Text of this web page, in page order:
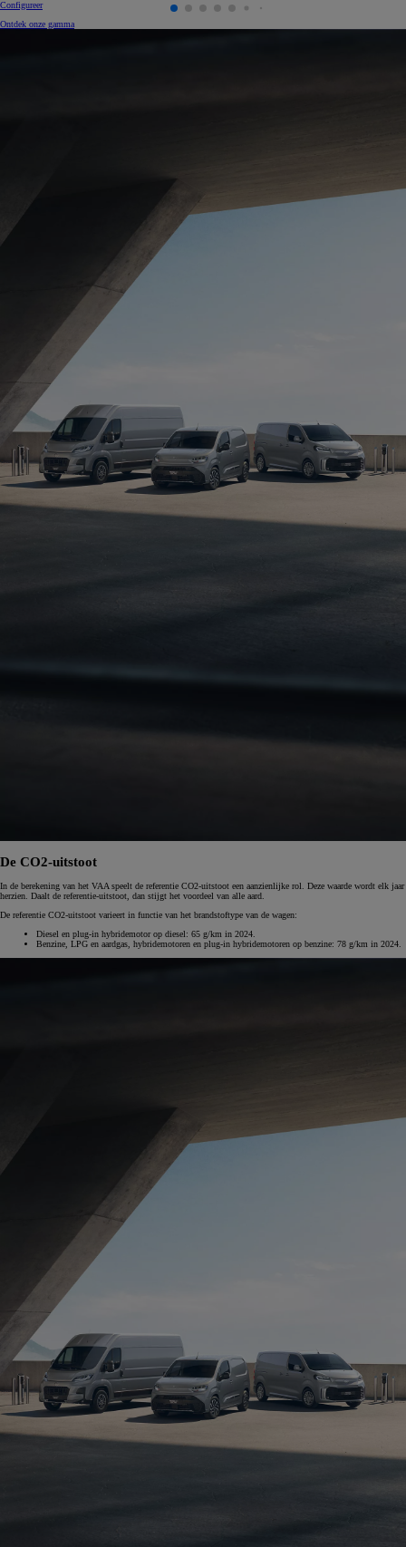
Configureer
Ontdek onze gamma
De CO2-uitstoot
In de berekening van het VAA speelt de referentie CO2-uitstoot een aanzienlijke rol. Deze waarde wordt elk jaar
herzien. Daalt de referentie-uitstoot, dan stijgt het voordeel van alle aard.
De referentie CO2-uitstoot varieert in functie van het brandstoftype van de wagen:
Diesel en plug-in hybridemotor op diesel: 65 g/km in 2024.
Benzine, LPG en aardgas, hybridemotoren en plug-in hybridemotoren op benzine: 78 g/km in 2024.